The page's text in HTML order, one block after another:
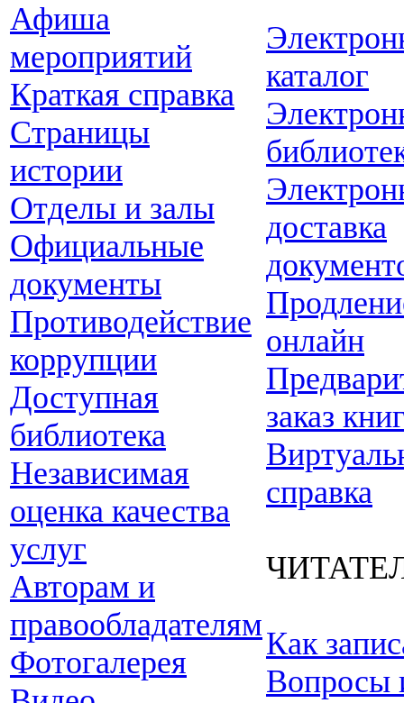
Афиша
мероприятий
Краткая справка
Страницы
истории
Отделы и залы
Официальные
документы
Противодействие
коррупции
Доступная
библиотека
Независимая
оценка качества
услуг
Авторам и
правообладателям
Фотогалерея
каталог
доставка
онлайн
заказ
справка
Как
Вопросы